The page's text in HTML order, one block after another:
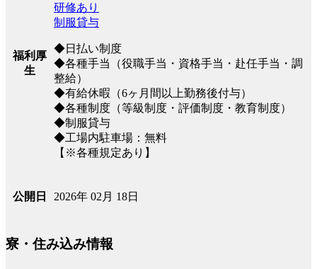
福利厚
生
研修あり
制服貸与
◆日払い制度
◆各種手当（役職手当・資格手当・赴任手当・調
整給）
◆有給休暇（6ヶ月間以上勤務後付与）
◆各種制度（等級制度・評価制度・教育制度）
◆制服貸与
◆工場内駐車場：無料
【※各種規定あり】
公開日 2026年 02月 18日
寮・住み込み情報